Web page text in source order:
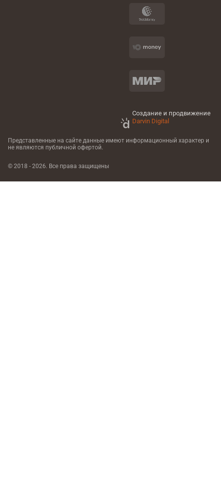
Создание и продвижение
Darvin Digital
Представленные на сайте данные имеют информационный характер и
не являются публичной офертой.
© 2018 - 2026. Все права защищены